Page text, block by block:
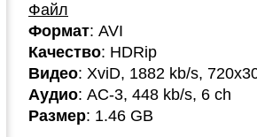
Файл
Формат: AVI
Качество: HDRip
Видео: XviD, 1882 kb/s,
Аудио: AC-3, 448 kb/s, 6 ch
Размер: 1.46 GB